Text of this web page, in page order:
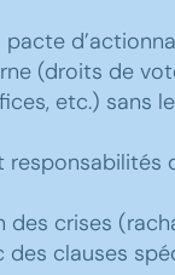
(droits de
etc.) sans
responsabilités
des crises
des clauses